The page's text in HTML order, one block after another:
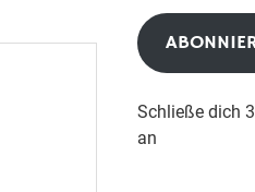
Adresse
Schließe dich
an